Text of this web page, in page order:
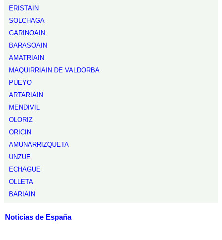
ERISTAIN
SOLCHAGA
GARINOAIN
BARASOAIN
AMATRIAIN
MAQUIRRIAIN DE VALDORBA
PUEYO
ARTARIAIN
MENDIVIL
OLORIZ
ORICIN
AMUNARRIZQUETA
UNZUE
ECHAGUE
OLLETA
BARIAIN
Noticias de España